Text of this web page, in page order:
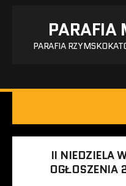
PARAFIA
PARAFIA
II NIEDZIELA
OGŁOSZENIA